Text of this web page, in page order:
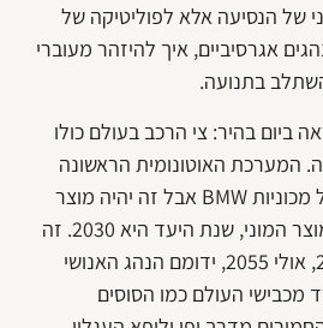
של הנסיעה אלא לפוליטיקה של
אגרסיביים, איך להיזהר מעוברי
בתנועה.
ביום בהיר: צי הרכב בעולם כולו
המערכת האוטונומית הראשונה
של מובילאיי,, תורכב על מכוניות BMW אבל זה יהיה מוצר
יוקרה ליחידי סגולה. כמוצר המוני, שנת היעד היא 2030. זה
אומר שמתישהו ב-2050, אולי 2055, ידומם הנהג האנושי
מכבישי העולם כמו הסוסים